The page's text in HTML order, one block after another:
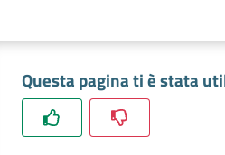
Sala
Seguici
Questa pagina ti è stata